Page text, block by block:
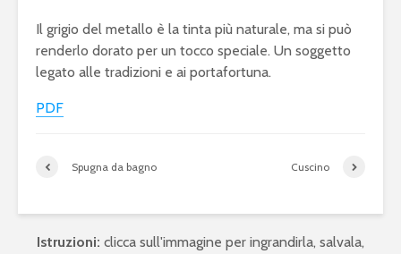
Il grigio del metallo è la tinta più naturale, ma si può
renderlo dorato per un tocco speciale. Un soggetto
legato alle tradizioni e ai portafortuna.
PDF
Spugna da bagno Cuscino
Istruzioni: clicca sull'immagine per ingrandirla, salvala,